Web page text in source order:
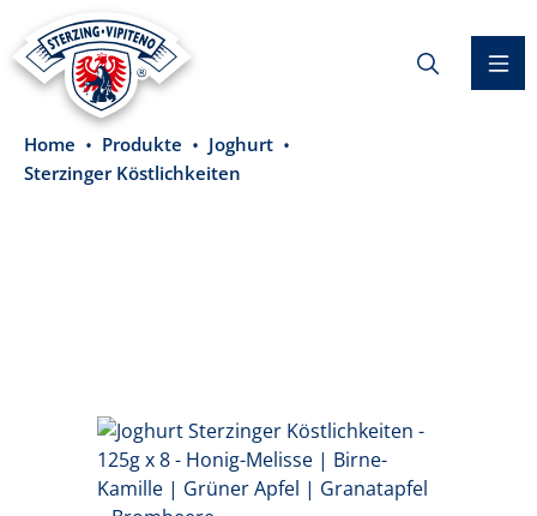
springen
Home Produkte
Joghurt
Sterzinger Köstlichkeiten